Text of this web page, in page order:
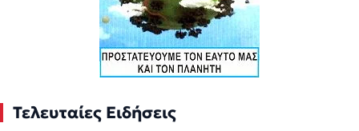
Τελευταίες Ειδήσεις